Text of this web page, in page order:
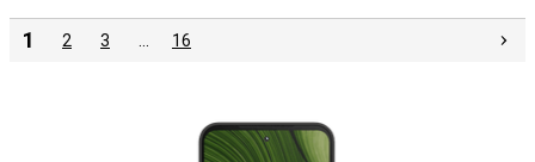
1 2 3 16